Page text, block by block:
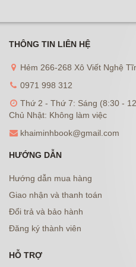
THÔNG TIN LIÊN HỆ
Hẻm 266-268 Xô Viết Nghệ
0971 998 312
Thứ 2 - Thứ 7: Sáng (8:30 -
Chủ Nhật: Không làm việc
khaiminhbook@gmail.com
HƯỚNG DẪN
Hướng dẫn mua hàng
Giao nhận và thanh toán
Đổi trả và bảo hành
Đăng ký thành viên
HỖ TRỢ